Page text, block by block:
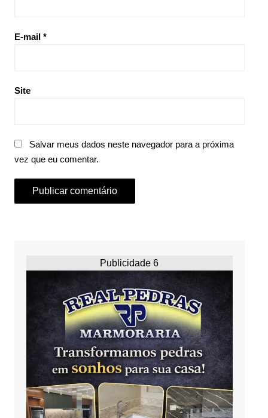
E-mail *
Site
Salvar meus dados neste navegador para a próxima
vez que eu comentar.
Publicidade 6